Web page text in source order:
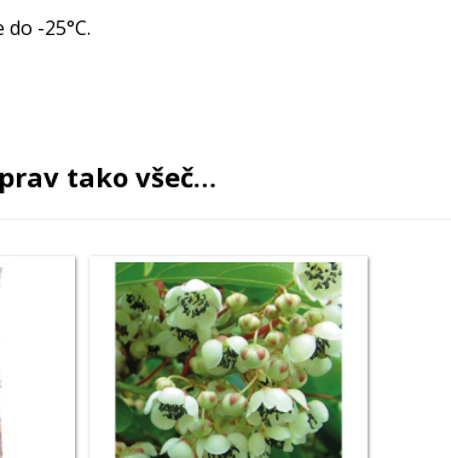
-25°C.
tako všeč…